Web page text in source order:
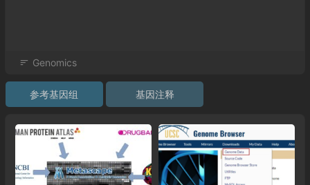
Genomics
参考基因组 基因注释